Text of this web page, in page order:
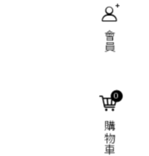
語言
會員
0
購物車